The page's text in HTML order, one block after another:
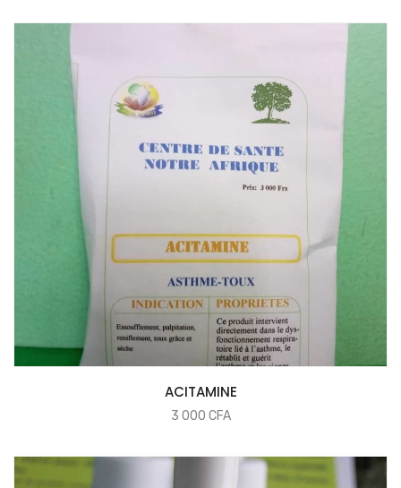
COMMANDER
ACITAMINE
3 000 CFA